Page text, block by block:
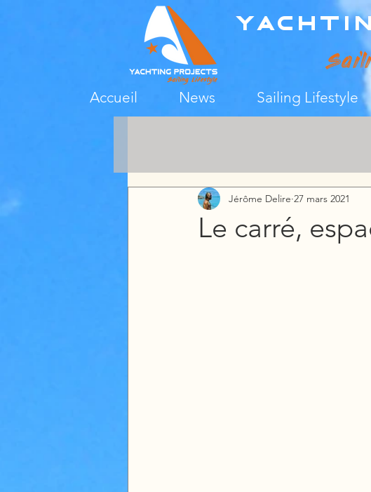
Accueil News Sailing Lifestyle
Le carré,
Jérôme Delire 27 mars 2021